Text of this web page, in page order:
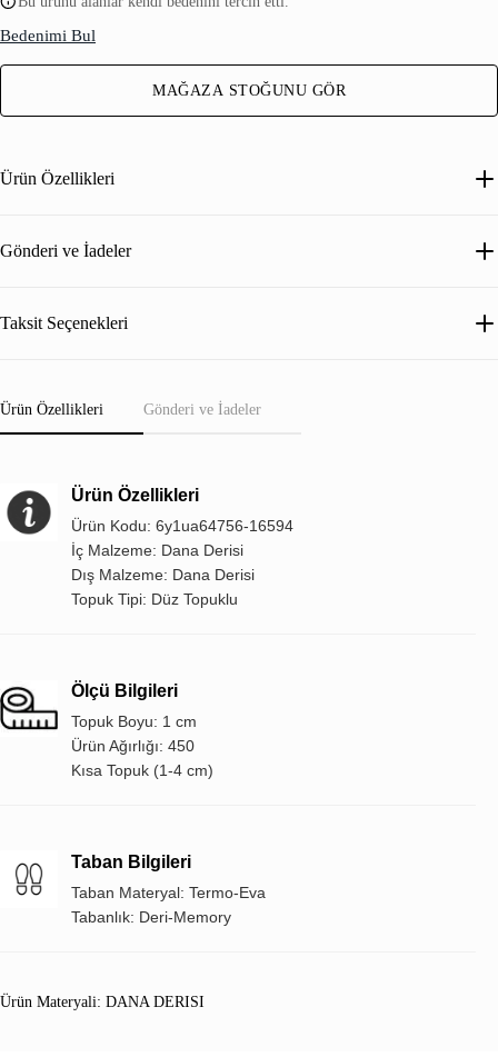
Bedenimi Bul
MAĞAZA STOĞUNU GÖR
Ürün Özellikleri
Gönderi ve İadeler
Taksit Seçenekleri
Ürün Özellikleri Gönderi ve İadeler
Ürün Özellikleri
Ürün Kodu: 6y1ua64756-16594
İç Malzeme: Dana Derisi
Dış Malzeme: Dana Derisi
Topuk Tipi: Düz Topuklu
Ölçü Bilgileri
Topuk Boyu: 1 cm
Ürün Ağırlığı: 450
Kısa Topuk (1-4 cm)
Taban Bilgileri
Taban Materyal: Termo-Eva
Tabanlık: Deri-Memory
Ürün Materyali: DANA DERISI